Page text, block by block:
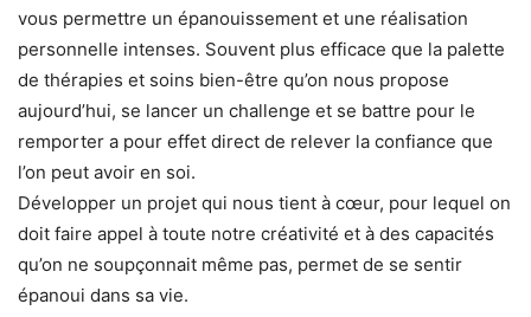
vous permettre un épanouissement et une réalisation
personnelle intenses. Souvent plus efficace que la palette
de thérapies et soins bien-être qu’on nous propose
aujourd’hui, se lancer un challenge et se battre pour le
remporter a pour effet direct de relever la confiance que
l’on peut avoir en soi.
Développer un projet qui nous tient à cœur, pour lequel on
doit faire appel à toute notre créativité et à des capacités
qu’on ne soupçonnait même pas, permet de se sentir
épanoui dans sa vie.